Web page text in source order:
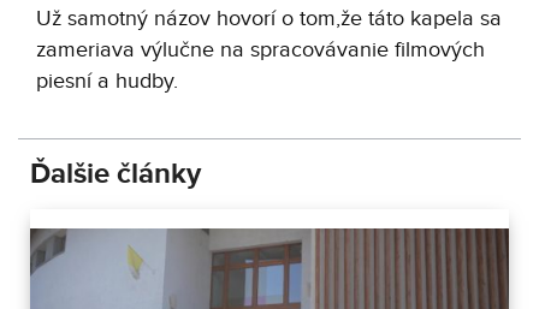
Už samotný názov hovorí o tom,že táto kapela sa
zameriava výlučne na spracovávanie filmových
piesní a hudby.
Ďalšie články